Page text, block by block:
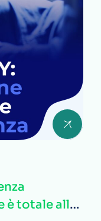
è totale alla